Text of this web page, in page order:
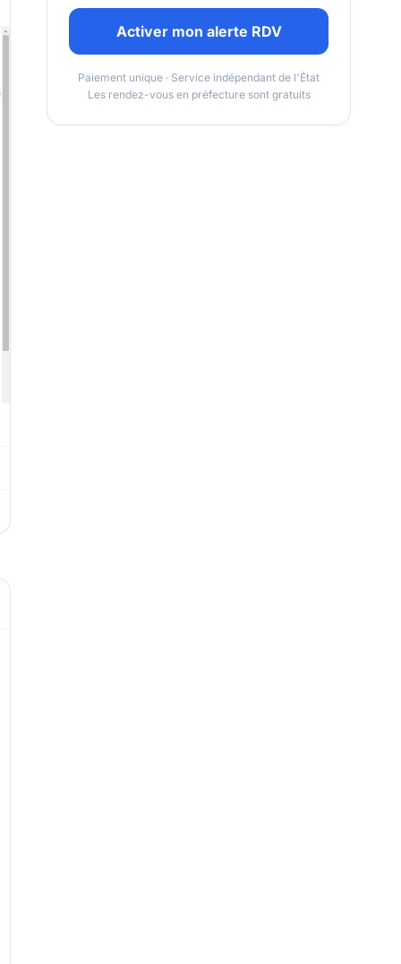
Activer mon alerte RDV
Paiement unique · Service indépendant de l'État
Les rendez-vous en préfecture sont gratuits